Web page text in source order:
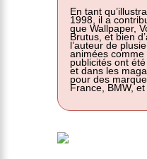
En tant
1998, il a
que Wallpaper,
Brutus, et bien
l’auteur de
animées
publicités ont
et dans les
pour des
France, BMW, et